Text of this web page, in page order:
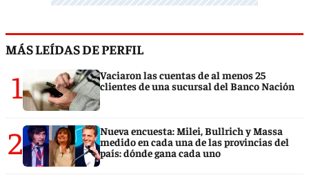
MÁS LEÍDAS DE PERFIL
1
Vaciaron las cuentas de al menos 25
clientes de una sucursal del Banco Nación
2
Nueva encuesta: Milei, Bullrich y Massa
medido en cada una de las provincias del
país: dónde gana cada uno